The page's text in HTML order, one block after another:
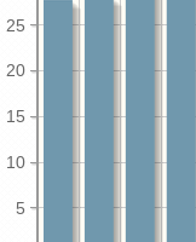
5
10
15
20
25